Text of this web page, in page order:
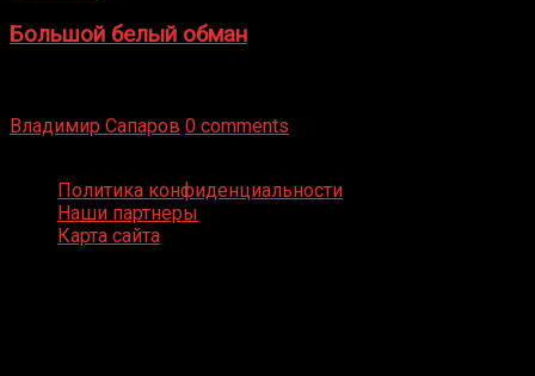
Большой белый обман
Владимир Сапаров 0 comments
Политика конфиденциальности
Наши партнеры
Карта сайта